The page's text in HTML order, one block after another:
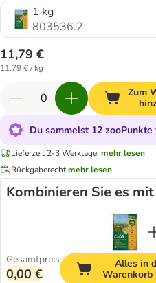
1 kg
803536.2
11,79 €
11,79 € / kg
Zum
Du sammelst 12
Lieferzeit 2-3 Werktage. mehr lesen
Rückgaberechtmehr lesen
Kombinieren Sie es mit
Gesamtpreis
0,00 €
Alles in
Warenkorb